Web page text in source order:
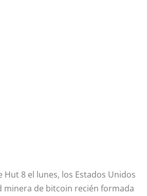
Hut 8 el lunes, los Estados Unidos
minera de bitcoin recién formada